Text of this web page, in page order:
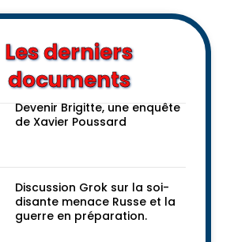
Les derniers
documents
Discussion Grok sur la soi-